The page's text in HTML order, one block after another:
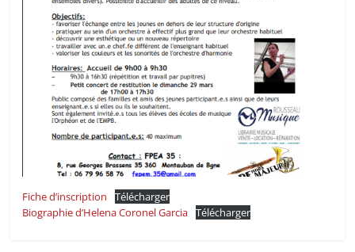
Fiche d’inscription
Télécharger
Biographie d’Helena Coronel Garcia Télécharger